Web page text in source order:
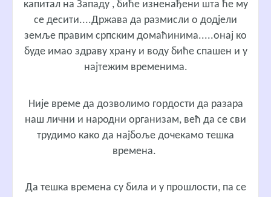
капитал на Западу , биће изненађени шта ће му
се десити....Држава да размисли о додјели
земље правим српским домаћинима.....онај ко
буде имао здраву храну и воду биће спашен и у
најтежим временима.
Није време да дозволимо гордости да разара
наш лични и народни организам, већ да се сви
трудимо како да најбоље дочекамо тешка
времена.
Да тешка времена су била и у прошлости, па се